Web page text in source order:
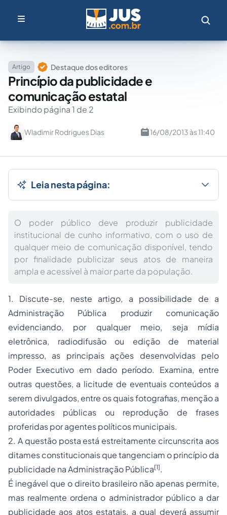
Artigo Destaque dos editores
Princípio da publicidade e
comunicação estatal
Exibindo página 1 de 2
Wladimir Rodrigues Dias 16/08/2013 às 11:40
Leia nesta página:
O poder público deve produzir publicidade
institucional de cunho informativo, com o uso de
qualquer meio de comunicação disponível, tendo
por finalidade publicizar seus atos de maneira
ampla e acessível à maior parte da população.
1. Discute-se, neste artigo, a possibilidade de a
Administração Pública produzir comunicação
evidenciando, por qualquer meio, seja mídia
eletrônica, radiodifusão ou edição de material
impresso, as principais ações desenvolvidas pelo
Poder Executivo em dado período. Examina, entre
outras questões, a licitude de eventuais conteúdos a
serem divulgados, entre os quais fotografias, menção a
autoridades públicas ou reprodução de frases
proferidas por agentes políticos municipais.
2. A questão posta está estreitamente circunscrita aos
ditames constitucionais que tangenciam o princípio da
publicidade na Administração Pública[1].
É inegável que o direito brasileiro não apenas permite,
mas realmente ordena o administrador público a dar
publicidade aos atos estatais, a qual deverá assumir